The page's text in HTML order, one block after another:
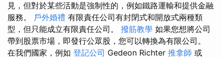
見，但對於某些活動是強制性的，例如鐵路運輸和提供金融
服務。 戶外婚禮 有限責任公司有封閉式和開放式兩種類
型，但只能成立有限責任公司。 撥筋教學 如果您想將公司
帶到股票市場，即發行公眾股，您可以轉換為有限公司。
在我們國家，例如 登記公司 Gedeon Richter 推拿師 或